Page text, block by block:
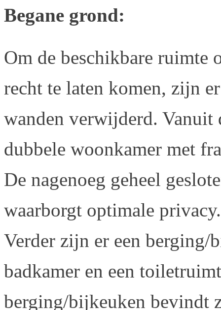
Begane grond:
Om de beschikbare ruimte
recht te laten komen, zijn
wanden verwijderd.
dubbele woonkamer met
De nagenoeg geheel
waarborgt optimale privacy.
Verder zijn er een berging/
badkamer en een
berging/bijkeuken bevindt